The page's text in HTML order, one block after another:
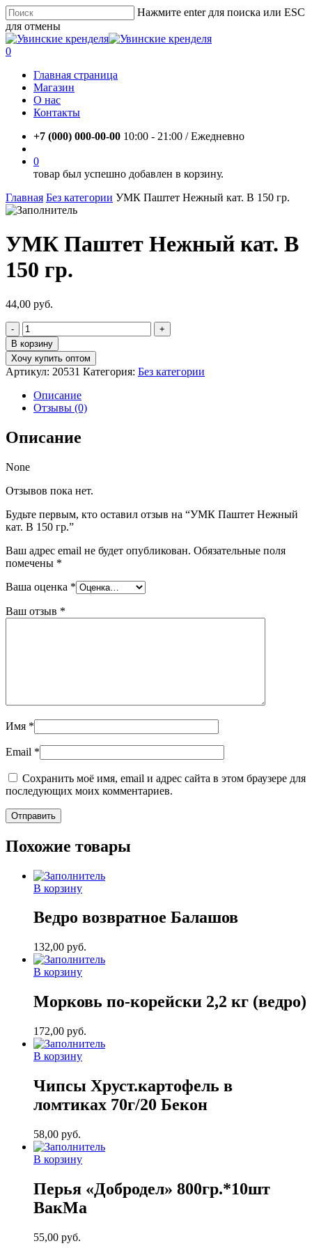
Skip
to
main
content
Нажмите enter для поиска или ESC
для отмены
Close
Search
account
0
Главная страница
Магазин
О нас
Контакты
+7 (000) 000-00-00 10:00 - 21:00 / Eжедневно
0
товар был успешно добавлен в корзину.
Главная Без категории УМК Паштет Нежный кат. В 150 гр.
УМК Паштет Нежный кат. В
150 гр.
44,00 руб.
Количество
товара
УМК
Паштет
Нежный
кат.
150
В корзину
Хочу купить оптом
Артикул: 20531 Категория: Без категории
Описание
Отзывы (0)
Описание
None
Отзывов пока нет.
Будьте первым, кто оставил отзыв на “УМК Паштет Нежный
кат. В 150 гр.”
Ваш адрес email не будет опубликован. Обязательные поля
помечены *
Ваша оценка *
Ваш отзыв *
Имя *
Email *
Сохранить моё имя, email и адрес сайта в этом браузере для
последующих моих комментариев.
Похожие товары
В корзину
Ведро возвратное Балашов
132,00 руб.
В корзину
Морковь по-корейски 2,2 кг (ведро)
172,00 руб.
В корзину
Чипсы Хруст.картофель в
ломтиках 70г/20 Бекон
58,00 руб.
В корзину
Перья «Добродел» 800гр.*10шт
ВакМа
55,00 руб.